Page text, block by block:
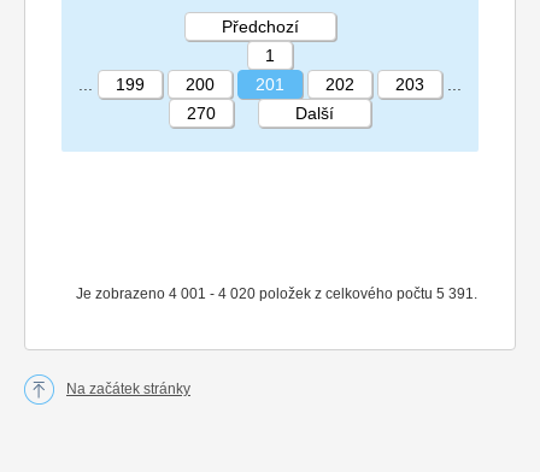
STRÁNKA 201 270
Je zobrazeno 4 001 - 4 020 položek z celkového počtu 5 391.
Předchozí
1
199 200 201 202 203
270
Další
Na začátek stránky